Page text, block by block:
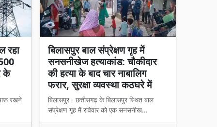
रहा
के
रखने
बिलासपुर बाल संप्रेक्षण गृह में
सनसनीखेज हत्याकांड: चौकीदार
की हत्या के बाद चार नाबालिग
फरार, सुरक्षा व्यवस्था कठघरे में
बिलासपुर। छत्तीसगढ़ के बिलासपुर स्थित बाल
संप्रेक्षण गृह में रविवार को एक सनसनीख...